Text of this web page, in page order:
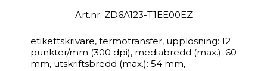
Art.nr: ZD6A123-T1EE00EZ
etikettskrivare, termotransfer, upplösning: 12
punkter/mm (300 dpi), mediabredd (max.): 60
mm, utskriftsbredd (max.): 54 mm,